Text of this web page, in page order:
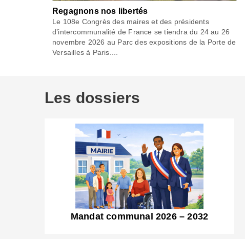
Regagnons nos libertés
Le 108e Congrès des maires et des présidents
d’intercommunalité de France se tiendra du 24 au 26
novembre 2026 au Parc des expositions de la Porte de
Versailles à Paris....
Les dossiers
Mandat communal 2026 – 2032